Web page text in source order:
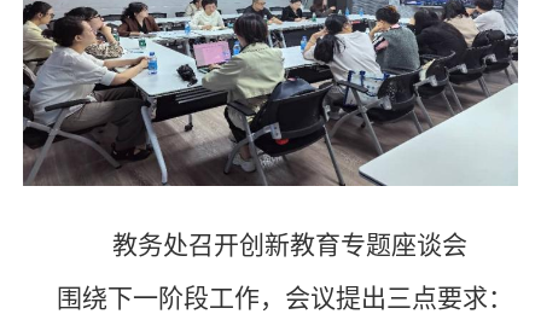
教务处召开创新教育专题座谈会
围绕下一阶段工作，会议提出三点要求：